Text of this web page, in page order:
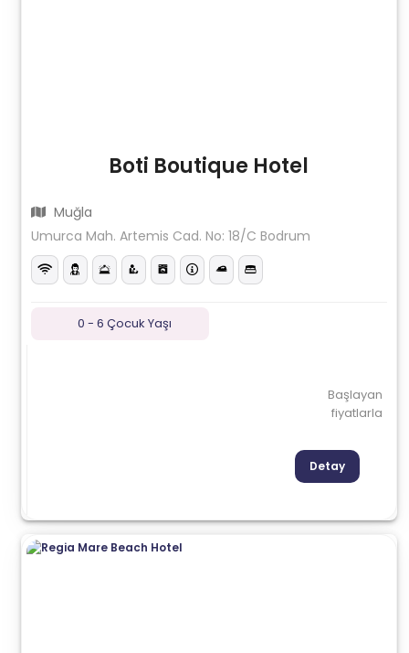
Boti Boutique Hotel
Muğla
Umurca Mah. Artemis Cad. No: 18/C Bodrum
0 - 6 Çocuk Yaşı
Başlayan
fiyatlarla
Detay